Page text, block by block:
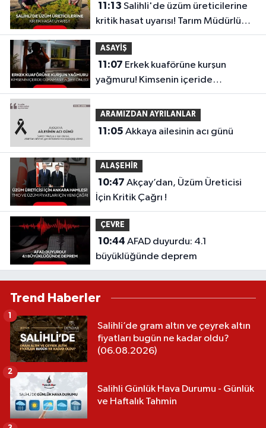
11:13
kritik hasat uyarısı! Tarım Müdürlüğü
tek tek açıkladı
ASAYİŞ
11:07
yağmuru! Kimsenin içeride
olmaması faciayı önledi
ARAMIZDAN AYRILANLAR
11:05 Akkaya ailesinin acı günü
ALAŞEHİR
10:47
İçin Kritik Çağrı !
ÇEVRE
10:44
büyüklüğünde deprem
Trend Haberler
Salihli’de gram altın ve çeyrek altın
fiyatları bugün ne kadar oldu?
(06.08.2026)
1
Salihli Günlük Hava Durumu - Günlük
ve Haftalık Tahmin
2